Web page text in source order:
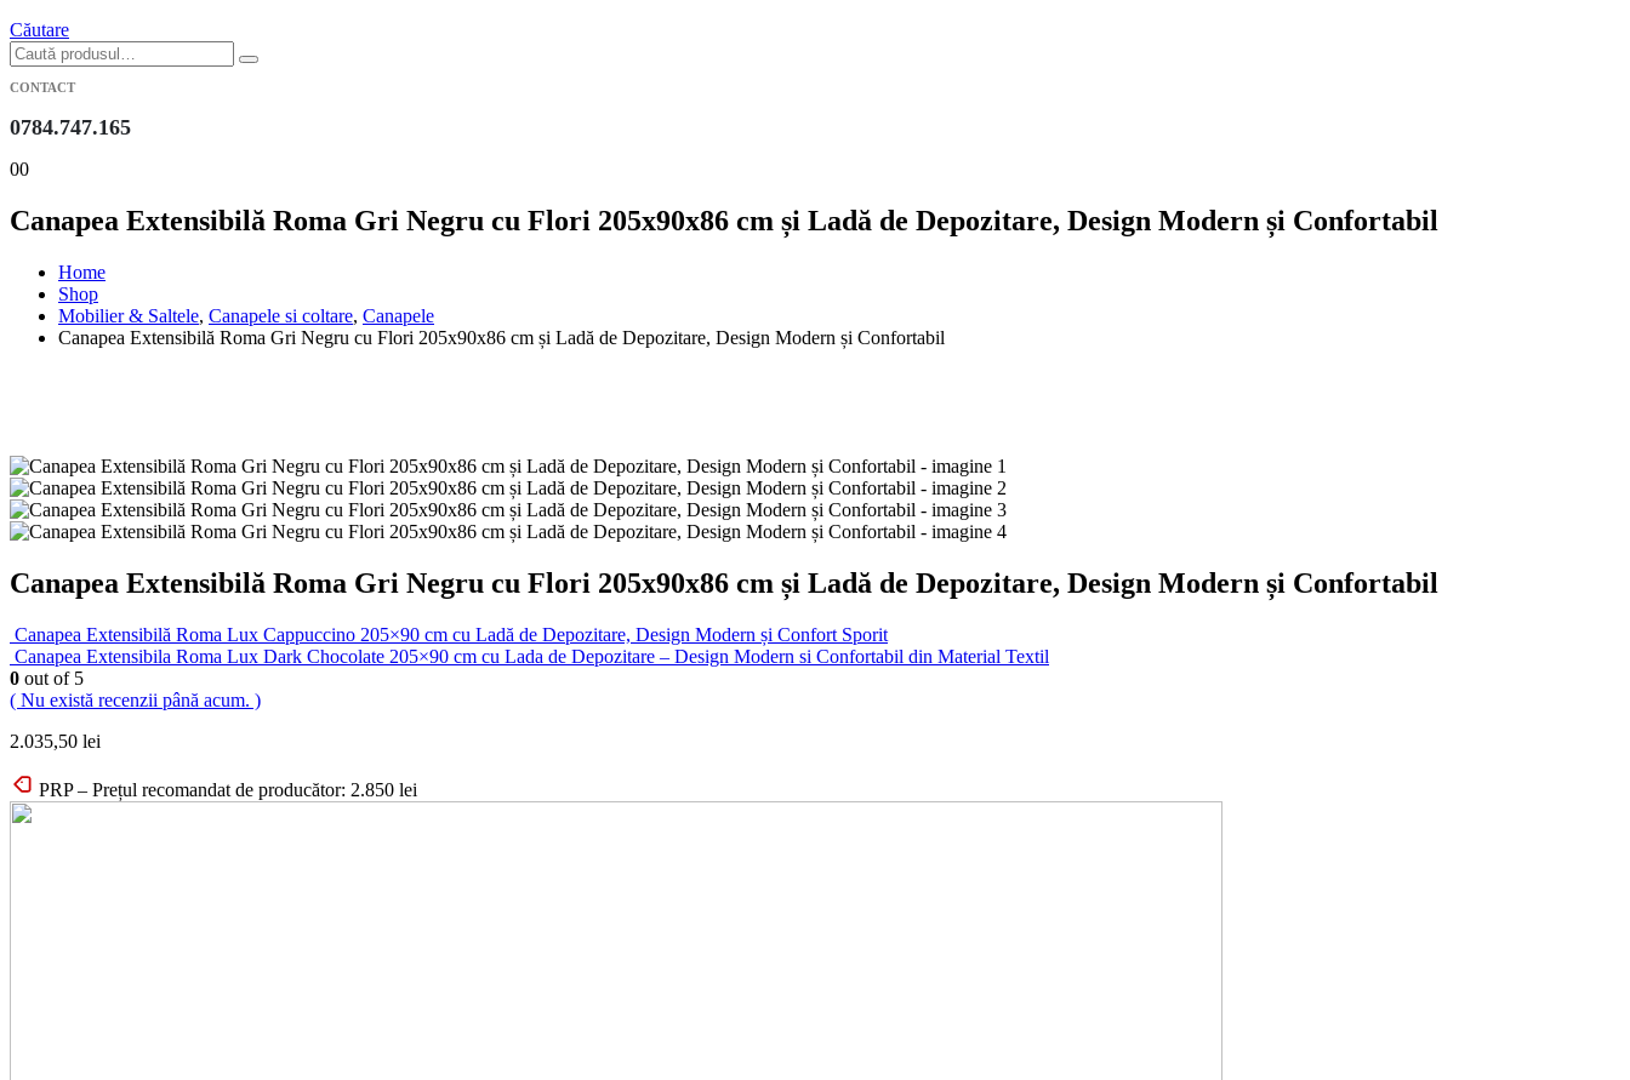
Căutare
CONTACT
0784.747.165
00
Canapea Extensibilă Roma Gri Negru cu Flori 205x90x86 cm și Ladă de Depozitare, Design Modern și Confortabil
Home
Shop
Mobilier & Saltele, Canapele si coltare, Canapele
Canapea Extensibilă Roma Gri Negru cu Flori 205x90x86 cm și Ladă de Depozitare, Design Modern și Confortabil
Canapea Extensibilă Roma Gri Negru cu Flori 205x90x86 cm și Ladă de Depozitare, Design Modern și Confortabil
Canapea Extensibilă Roma Lux Cappuccino 205×90 cm cu Ladă de Depozitare, Design Modern și Confort Sporit
Canapea Extensibila Roma Lux Dark Chocolate 205×90 cm cu Lada de Depozitare – Design Modern si Confortabil din Material Textil
0 out of 5
( Nu există recenzii până acum. )
2.035,50 lei
PRP – Prețul recomandat de producător: 2.850 lei